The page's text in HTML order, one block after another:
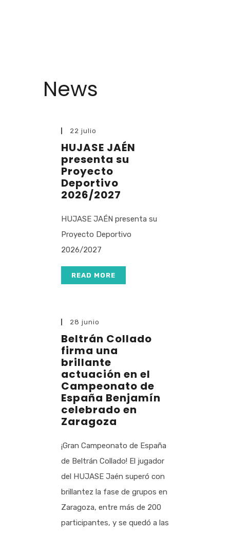
News
22 julio
HUJASE JAÉN
presenta su
Proyecto
Deportivo
2026/2027
HUJASE JAÉN presenta su
Proyecto Deportivo
2026/2027
READ MORE
28 junio
Beltrán Collado
firma una
brillante
actuación en el
Campeonato de
España Benjamín
celebrado en
Zaragoza
¡Gran Campeonato de España
de Beltrán Collado! El jugador
del HUJASE Jaén superó con
brillantez la fase de grupos en
Zaragoza, entre más de 200
participantes, y se quedó a las